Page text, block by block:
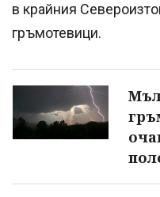
в крайния
гръмотевици.